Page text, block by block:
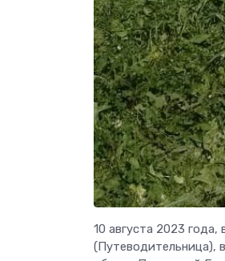
10 августа 2023
(Путеводительница), в